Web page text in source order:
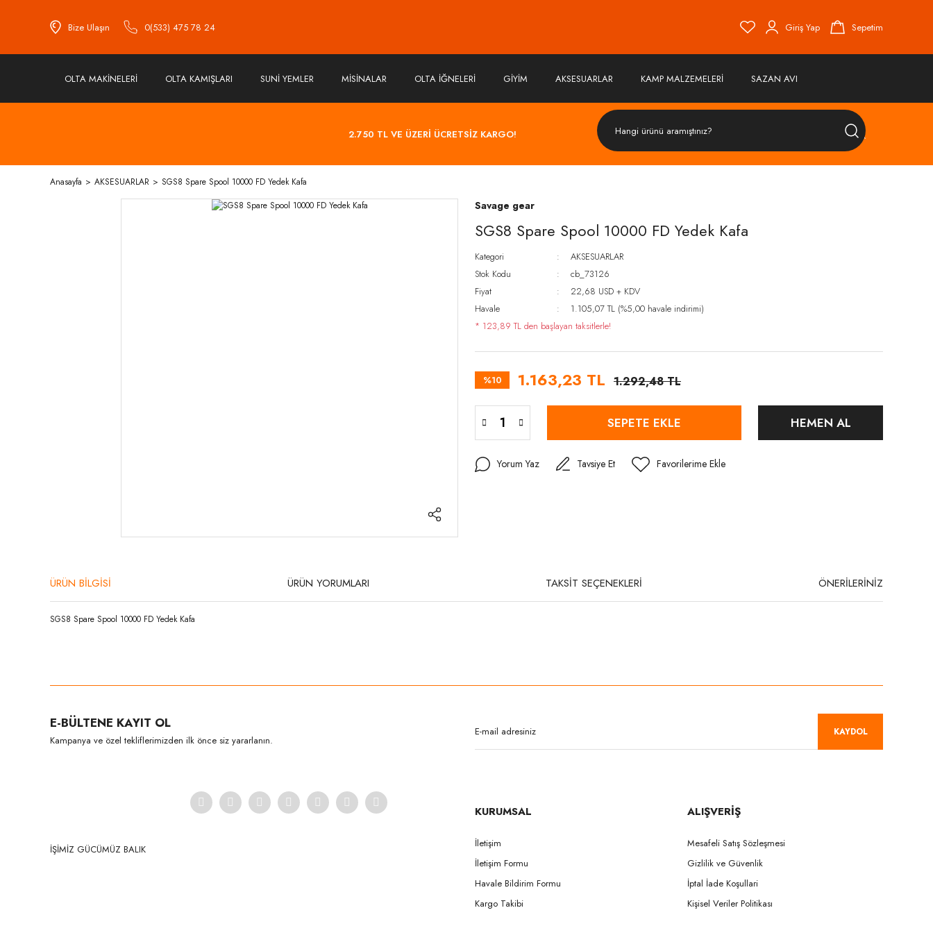
Bize Ulaşın 0(533) 475 78 24 Giriş Yap Sepetim
OLTA MAKİNELERİ OLTA KAMIŞLARI SUNİ YEMLER MİSİNALAR OLTA İĞNELERİ GİYİM AKSESUARLAR KAMP MALZEMELERİ SAZAN AVI
2.750 TL VE ÜZERİ ÜCRETSİZ KARGO!
ÜRÜN
Anasayfa AKSESUARLAR SGS8 Spare Spool 10000 FD Yedek Kafa
Savage gear
SGS8 Spare Spool 10000 FD Yedek Kafa
Kategori
AKSESUARLAR
Stok Kodu
cb_73126
Fiyat
22,68 USD + KDV
Havale
1.105,07 TL (%5,00 havale indirimi)
* 123,89 TL den başlayan taksitlerle!
%10 1.163,23 TL 1.292,48 TL
SEPETE EKLE HEMEN AL
Yorum Yaz Tavsiye Et
ÜRÜN BİLGİSİ ÜRÜN YORUMLARI TAKSİT SEÇENEKLERİ ÖNERİLERİNİZ
SGS8 Spare Spool 10000 FD Yedek Kafa
Ürün açıklamasında eksik bilgiler bulunuyor.
Ürün bilgilerinde hatalar bulunuyor.
E-BÜLTENE KAYIT OL
Kampanya ve özel tekliflerimizden ilk önce siz yararlanın.
KAYDOL
İŞİMİZ GÜCÜMÜZ BALIK
KURUMSAL
İletişim
İletişim Formu
Havale Bildirim Formu
Kargo Takibi
ALIŞVERİŞ
Mesafeli Satış Sözleşmesi
Gizlilik ve Güvenlik
İptal İade Koşullari
Kişisel Veriler Politikası